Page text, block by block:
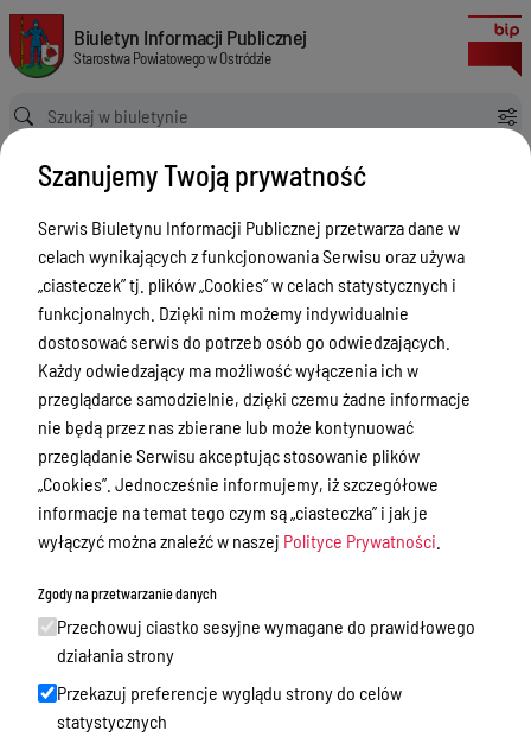
Przyznawanie dla właścicieli lasów niepaństwowych środków z
Biuletyn Informacji Publicznej Starostwa Powiatowego w Ostródzie
Biuletyn Informacji Publicznej
Starostwa Powiatowego w Ostródzie
Ścieżka powrotu
Strona główna
Poradnik interesanta Wydział Rozwoju Lokalnego, Inwestycji i
Gospodarowania Środowiskiem
Przyznawanie dla właścicieli lasów niepaństwowych środków z budżetu państwa na odnowienie drzewostanów zniszczonych przez klęski żywiołowe
Poradnik interesanta Wydział
Rozwoju Lokalnego, Inwestycji i
Gospodarowania Środowiskiem
Menu Przedmiotowe
Starostwo Powiatowe
Poradnik Interesanta
Informacje o naborze
Tablica ogłoszeń
Dyżury Aptek w Powiecie Ostródzkim
Nieodpłatna Pomoc Prawna
Szanujemy Twoją prywatność
Serwis Biuletynu Informacji Publicznej przetwarza dane w
celach wynikających z funkcjonowania Serwisu oraz używa
„ciasteczek” tj. plików „Cookies” w celach statystycznych i
funkcjonalnych. Dzięki nim możemy indywidualnie
dostosować serwis do potrzeb osób go odwiedzających.
Każdy odwiedzający ma możliwość wyłączenia ich w
przeglądarce samodzielnie, dzięki czemu żadne informacje
nie będą przez nas zbierane lub może kontynuować
przeglądanie Serwisu akceptując stosowanie plików
„Cookies”. Jednocześnie informujemy, iż szczegółowe
informacje na temat tego czym są „ciasteczka” i jak je
wyłączyć można znaleźć w naszej Polityce Prywatności
Zgody na przetwarzanie danych
Przechowuj ciastko sesyjne wymagane do prawidłowego
działania strony
Przekazuj preferencje wyglądu strony do celów
statystycznych